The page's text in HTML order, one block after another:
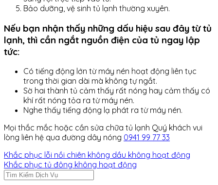
Bảo dưỡng, vệ sinh tủ lạnh thường xuyên.
Nếu bạn nhận thấy những dấu hiệu sau đây từ tủ
lạnh, thì cần ngắt nguồn điện của tủ ngay lập
tức:
Có tiếng động lớn từ máy nén hoạt động liên tục
trong thời gian dài mà không tự ngắt.
Sờ hai thành tủ cảm thấy rất nóng hay cảm thấy có
khí rất nóng tỏa ra từ máy nén.
Nghe thấy tiếng động lạ phát ra từ máy nén.
Mọi thắc mắc hoặc cần sửa chữa tủ lạnh Quý khách vui
lòng liên hệ qua đường dây nóng 0941 99 77 33
Khắc phục lỗi nồi chiên không dầu không hoạt động
Khắc phục tủ đông không hoạt động